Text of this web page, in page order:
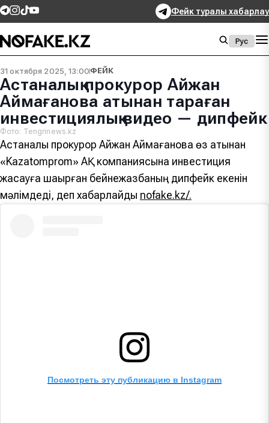
Фейк туралы хабарлау
Рус
31 октября 2025, 13:00ФЕЙК
Астаналық прокурор Айжан
Аймағанова атынан тараған
инвестициялық видео — дипфейк
Фото: Tengrinews.kz
Астаналық прокурор Айжан Аймағанова өз атынан
«Kazatomprom» АҚ компаниясына инвестиция
жасауға шақырған бейнежазбаның дипфейк екенін
мәлімдеді, деп хабарлайды nofake.kz/.
Посмотреть эту публикацию в Instagram